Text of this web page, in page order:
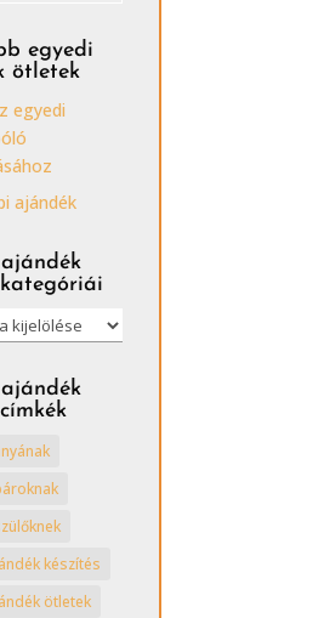
egyedi
ötletek
egyedi
ajándék
készítés
ötletek